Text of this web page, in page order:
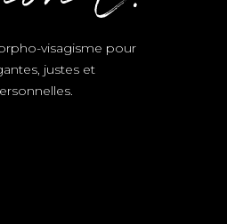
visagisme pour
justes et